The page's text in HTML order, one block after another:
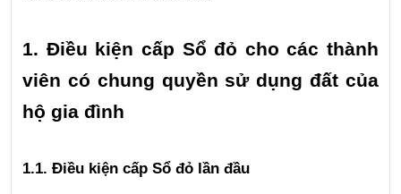
1. Điều kiện cấp Sổ đỏ cho các thành
viên có chung quyền sử dụng đất của
hộ gia đình
1.1. Điều kiện cấp Sổ đỏ lần đầu